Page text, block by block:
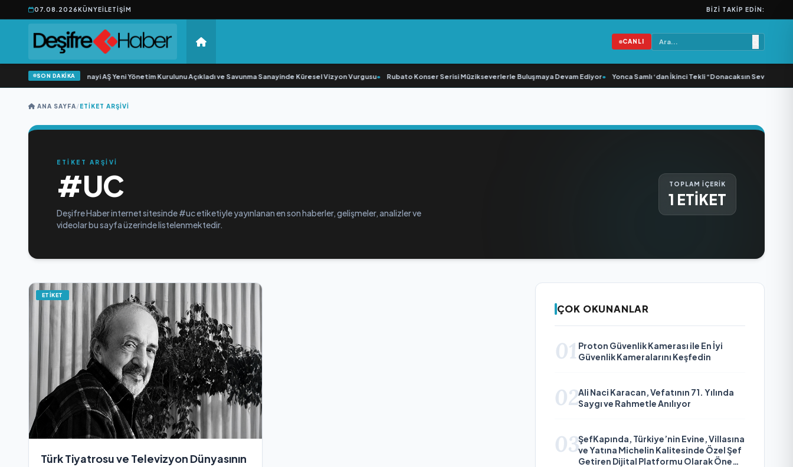
07.08.2026KÜNYEİLETIŞIM BIZI TAKIP EDIN:
CANLI
SON DAKİKA
Açıkgöz Savunma Sanayi AŞ Yeni Yönetim Kurulunu Açıkladı ve Savunma Sanayinde Küresel Vizyon Vurgusu• Rubato Konser Serisi Müzikseverlerle Buluşmaya Devam Ediyor• Yonca Samlı ‘dan İkinci Tekli “Donacaksın Sevgilim “
ANA SAYFA/ETIKET ARŞIVI
ETİKET ARŞİVİ
#UC
Deşifre Haber internet sitesinde #uc etiketiyle yayınlanan en son haberler, gelişmeler, analizler ve
videolar bu sayfa üzerinde listelenmektedir.
TOPLAM İÇERİK
1 ETİKET
ETİKET
Türk Tiyatrosu ve Televizyon Dünyasının
ÇOK OKUNANLAR
01 Proton Güvenlik Kamerası ile En İyi
Güvenlik Kameralarını Keşfedin
02Ali Naci Karacan, Vefatının 71. Yılında
Saygı ve Rahmetle Anılıyor
03ŞefKapında, Türkiye’nin Evine, Villasına
ve Yatına Michelin Kalitesinde Özel Şef
Getiren Dijital Platformu Olarak Öne